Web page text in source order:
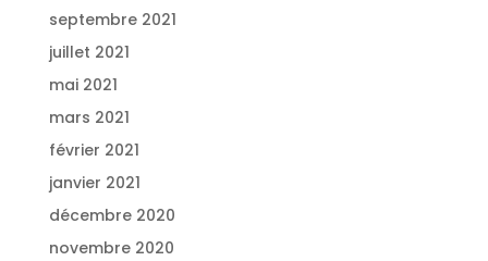
septembre 2021
juillet 2021
mai 2021
mars 2021
février 2021
janvier 2021
décembre 2020
novembre 2020